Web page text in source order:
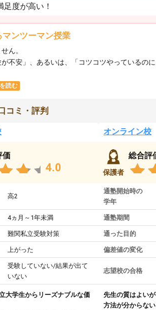
度が高い！
ンツーマン授業
ん。
不安」、あるいは、「コツコツやっているの
読む
コミ・評判
価
4.0
高2
4ヵ月～1年未満
難関私立受験対策
上がった
受験していない/結果が出て
いない
大学生からリーズナブルな価
オンライン校
保護者
総合評
通塾開始時の
学年
通塾期間
通った目的
偏差値の変化
志望校の合格
先生の質はよい
方法が分からない